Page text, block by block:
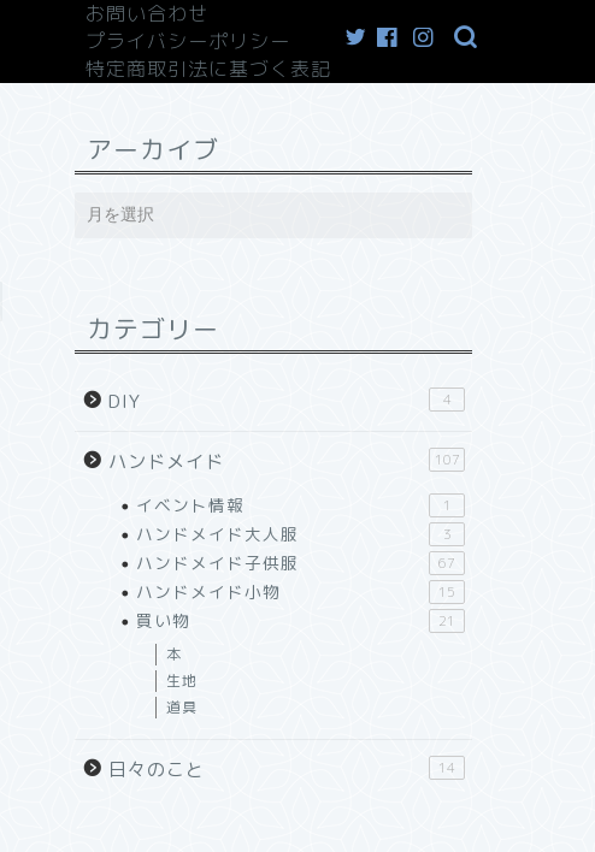
お問い合わせ
プライバシーポリシー
特定商取引法に基づく表記
アーカイブ
カテゴリー
DIY 4
ハンドメイド 107
イベント情報 1
ハンドメイド大人服 3
ハンドメイド子供服 67
ハンドメイド小物 15
買い物 21
本
生地
道具
日々のこと 14